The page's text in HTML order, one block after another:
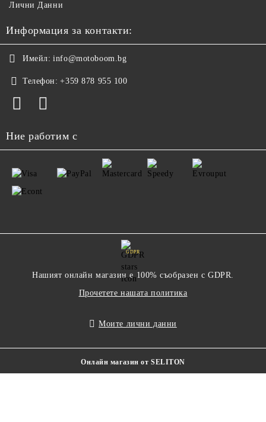
Лични Данни
Информация за контакти:
Имейл: info@motoboom.bg
Телефон: +359 878 955 100
Ние работим с
GDPR
Нашият онлайн магазин е 100% съобразен с GDPR.
Прочетете нашата политика
Моите лични данни
Онлайн магазин от SELITON